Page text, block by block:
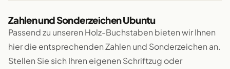
Zahlen und Sonderzeichen Ubuntu
Passend zu unseren Holz-Buchstaben bieten wir Ihnen
hier die entsprechenden Zahlen und Sonderzeichen an.
Stellen Sie sich Ihren eigenen Schriftzug oder